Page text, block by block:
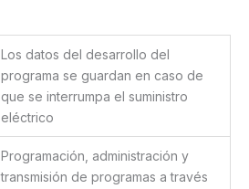
Los datos del desarrollo del
programa se guardan en caso de
que se interrumpa el suministro
eléctrico
Programación, administración y
transmisión de programas a través